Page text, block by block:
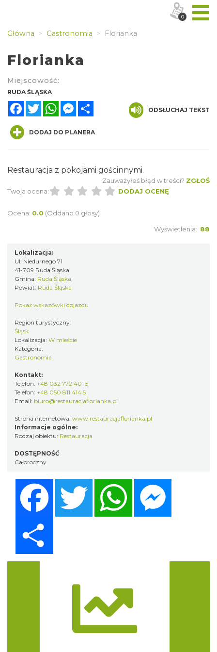
Główna Gastronomia Florianka
Florianka
Miejscowość:
RUDA ŚLĄSKA
FacebookTwitterWhatsAppMessenger
ODSŁUCHAJ TEKST
DODAJ DO PLANERA
Restauracja z pokojami gościnnymi.
Zauważyłeś błąd w treści? ZGŁOŚ
Twoja ocena:
DODAJ OCENĘ
Ocena: 0.0 (Oddano 0 głosy)
Wyświetlenia: 88
Lokalizacja:
Ul. Niedurnego 71
41-709 Ruda Śląska
Gmina: Ruda Śląska
Powiat: Ruda Śląska
Pokaż wskazówki dojazdu
Region turystyczny:
Śląsk
Lokalizacja: W mieście
Kategoria:
Gastronomia
Kontakt:
Telefon: +48 032 772 401 5
Telefon: +48 050 811 414 5
Email: biuro@restauracjaflorianka.pl
Strona internetowa: www.restauracjaflorianka.pl
Informacje ogólne:
Rodzaj obiektu: Restauracja
DOSTĘPNOŚĆ
Całoroczny
Twitter WhatsApp
0